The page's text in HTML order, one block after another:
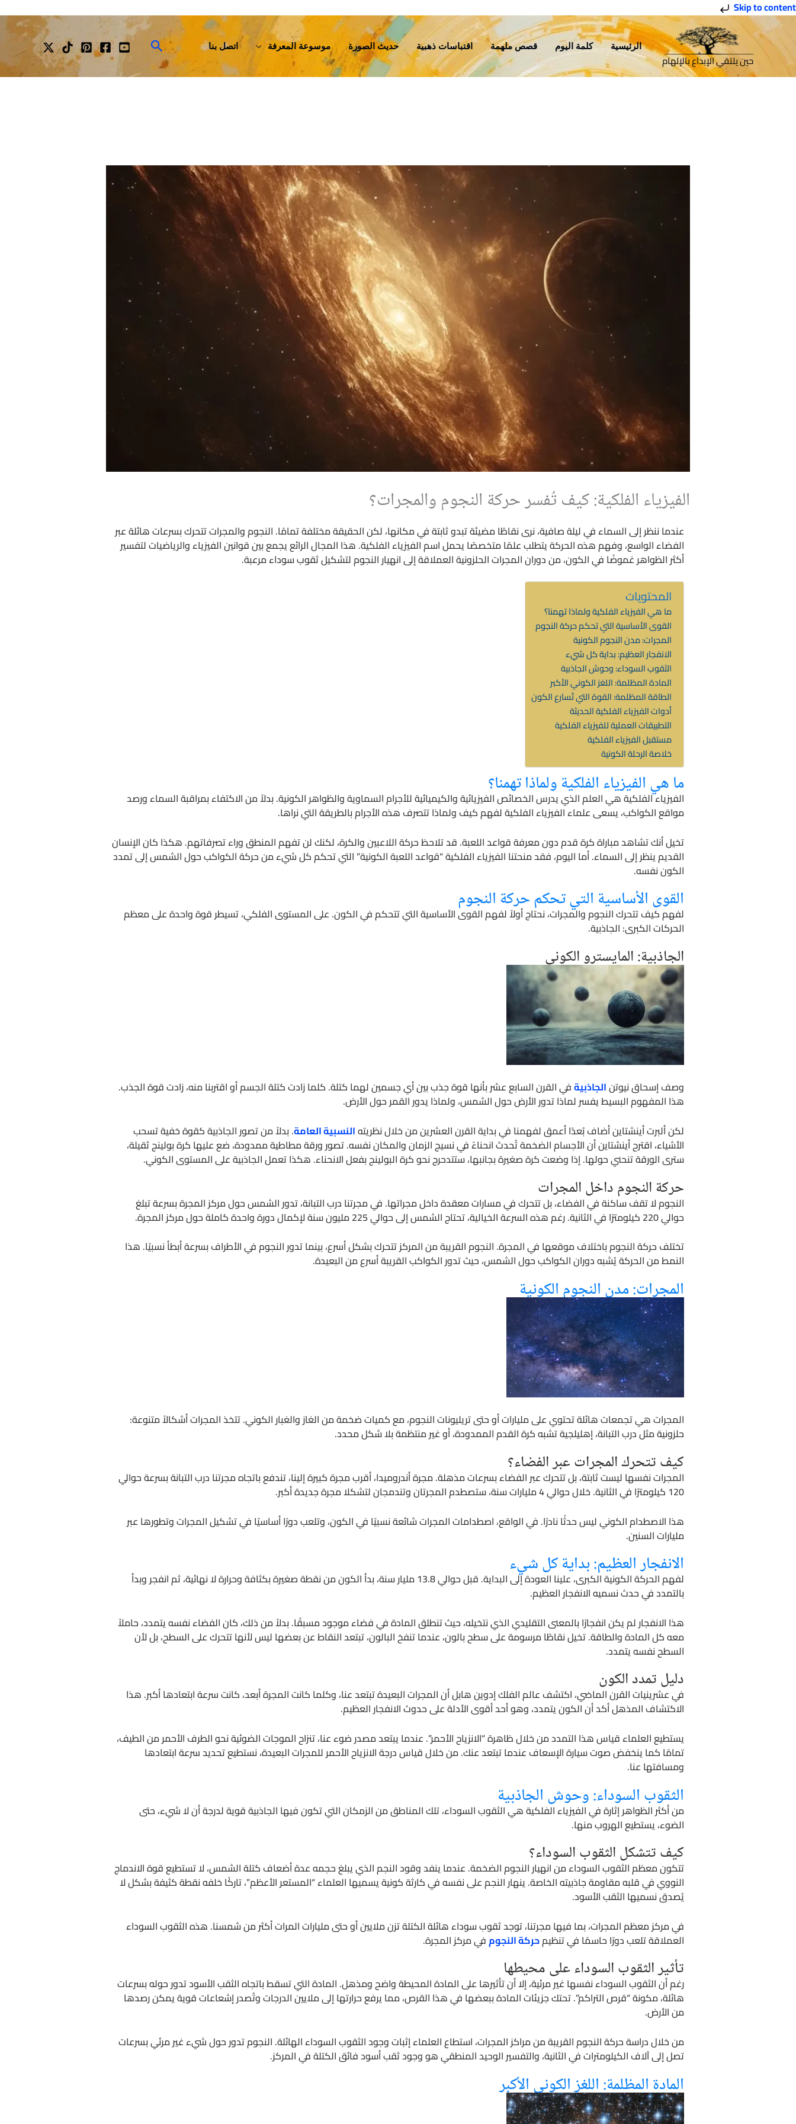
Skip to content
تخطي
إلى
المحتوى
حين يلتقي الإبداع بالإلهام
الرئيسية كلمة اليوم قصص ملهمة اقتباسات ذهبية حديث الصورة موسوعة المعرفة اتصل بنا البحث
الفيزياء الفلكية: كيف تُفسر حركة النجوم والمجرات؟
عندما ننظر إلى السماء في ليلة صافية، نرى نقاطًا مضيئة تبدو ثابتة في مكانها، لكن الحقيقة مختلفة تمامًا. النجوم والمجرات تتحرك بسرعات هائلة عبر
الفضاء الواسع، وفهم هذه الحركة يتطلب علمًا متخصصًا يحمل اسم الفيزياء الفلكية. هذا المجال الرائع يجمع بين قوانين الفيزياء والرياضيات لتفسير
أكثر الظواهر غموضًا في الكون، من دوران المجرات الحلزونية العملاقة إلى انهيار النجوم لتشكيل ثقوب سوداء مرعبة.
المحتويات
ما هي الفيزياء الفلكية ولماذا تهمنا؟
القوى الأساسية التي تحكم حركة النجوم
المجرات: مدن النجوم الكونية
الانفجار العظيم: بداية كل شيء
الثقوب السوداء: وحوش الجاذبية
المادة المظلمة: اللغز الكوني الأكبر
الطاقة المظلمة: القوة التي تُسارع الكون
أدوات الفيزياء الفلكية الحديثة
التطبيقات العملية للفيزياء الفلكية
مستقبل الفيزياء الفلكية
خلاصة الرحلة الكونية
ما هي الفيزياء الفلكية ولماذا تهمنا؟
الفيزياء الفلكية هي العلم الذي يدرس الخصائص الفيزيائية والكيميائية للأجرام السماوية والظواهر الكونية. بدلاً من الاكتفاء بمراقبة السماء ورصد
مواقع الكواكب، يسعى علماء الفيزياء الفلكية لفهم كيف ولماذا تتصرف هذه الأجرام بالطريقة التي نراها.
تخيل أنك تشاهد مباراة كرة قدم دون معرفة قواعد اللعبة. قد تلاحظ حركة اللاعبين والكرة، لكنك لن تفهم المنطق وراء تصرفاتهم. هكذا كان الإنسان
القديم ينظر إلى السماء. أما اليوم، فقد منحتنا الفيزياء الفلكية “قواعد اللعبة الكونية” التي تحكم كل شيء من حركة الكواكب حول الشمس إلى تمدد
الكون نفسه.
القوى الأساسية التي تحكم حركة النجوم
لفهم كيف تتحرك النجوم والمجرات، نحتاج أولاً لفهم القوى الأساسية التي تتحكم في الكون. على المستوى الفلكي، تسيطر قوة واحدة على معظم
الحركات الكبرى: الجاذبية.
الجاذبية: المايسترو الكوني
وصف إسحاق نيوتنالجاذبيةفي القرن السابع عشر بأنها قوة جذب بين أي جسمين لهما كتلة. كلما زادت كتلة الجسم أو اقتربنا منه، زادت قوة الجذب.
هذا المفهوم البسيط يفسر لماذا تدور الأرض حول الشمس، ولماذا يدور القمر حول الأرض.
لكن ألبرت أينشتاين أضاف بُعدًا أعمق لفهمنا في بداية القرن العشرين من خلال نظريتهالنسبية العامة. بدلاً من تصور الجاذبية كقوة خفية تسحب
الأشياء، اقترح أينشتاين أن الأجسام الضخمة تُحدث انحناءً في نسيج الزمان والمكان نفسه. تصور ورقة مطاطية ممدودة، ضع عليها كرة بولينج ثقيلة،
سترى الورقة تنحني حولها. إذا وضعت كرة صغيرة بجانبها، ستتدحرج نحو كرة البولينج بفعل الانحناء. هكذا تعمل الجاذبية على المستوى الكوني.
حركة النجوم داخل المجرات
النجوم لا تقف ساكنة في الفضاء، بل تتحرك في مسارات معقدة داخل مجراتها. في مجرتنا درب التبانة، تدور الشمس حول مركز المجرة بسرعة تبلغ
حوالي 220 كيلومترًا في الثانية. رغم هذه السرعة الخيالية، تحتاج الشمس إلى حوالي 225 مليون سنة لإكمال دورة واحدة كاملة حول مركز المجرة.
تختلف حركة النجوم باختلاف موقعها في المجرة. النجوم القريبة من المركز تتحرك بشكل أسرع، بينما تدور النجوم في الأطراف بسرعة أبطأ نسبيًا. هذا
النمط من الحركة يُشبه دوران الكواكب حول الشمس، حيث تدور الكواكب القريبة أسرع من البعيدة.
المجرات: مدن النجوم الكونية
المجرات هي تجمعات هائلة تحتوي على مليارات أو حتى تريليونات النجوم، مع كميات ضخمة من الغاز والغبار الكوني. تتخذ المجرات أشكالاً متنوعة:
حلزونية مثل درب التبانة، إهليلجية تشبه كرة القدم الممدودة، أو غير منتظمة بلا شكل محدد.
كيف تتحرك المجرات عبر الفضاء؟
المجرات نفسها ليست ثابتة، بل تتحرك عبر الفضاء بسرعات مذهلة. مجرة أندروميدا، أقرب مجرة كبيرة إلينا، تندفع باتجاه مجرتنا درب التبانة بسرعة حوالي
120 كيلومترًا في الثانية. خلال حوالي 4 مليارات سنة، ستصطدم المجرتان وتندمجان لتشكلا مجرة جديدة أكبر.
هذا الاصطدام الكوني ليس حدثًا نادرًا. في الواقع، اصطدامات المجرات شائعة نسبيًا في الكون، وتلعب دورًا أساسيًا في تشكيل المجرات وتطورها عبر
مليارات السنين.
الانفجار العظيم: بداية كل شيء
لفهم الحركة الكونية الكبرى، علينا العودة إلى البداية. قبل حوالي 13.8 مليار سنة، بدأ الكون من نقطة صغيرة بكثافة وحرارة لا نهائية، ثم انفجر وبدأ
بالتمدد في حدث نسميه الانفجار العظيم.
هذا الانفجار لم يكن انفجارًا بالمعنى التقليدي الذي نتخيله، حيث تنطلق المادة في فضاء موجود مسبقًا. بدلاً من ذلك، كان الفضاء نفسه يتمدد، حاملاً
معه كل المادة والطاقة. تخيل نقاطًا مرسومة على سطح بالون، عندما تنفخ البالون، تبتعد النقاط عن بعضها ليس لأنها تتحرك على السطح، بل لأن
السطح نفسه يتمدد.
دليل تمدد الكون
في عشرينيات القرن الماضي، اكتشف عالم الفلك إدوين هابل أن المجرات البعيدة تبتعد عنا، وكلما كانت المجرة أبعد، كانت سرعة ابتعادها أكبر. هذا
الاكتشاف المذهل أكد أن الكون يتمدد، وهو أحد أقوى الأدلة على حدوث الانفجار العظيم.
يستطيع العلماء قياس هذا التمدد من خلال ظاهرة “الانزياح الأحمر”. عندما يبتعد مصدر ضوء عنا، تنزاح الموجات الضوئية نحو الطرف الأحمر من الطيف،
تمامًا كما ينخفض صوت سيارة الإسعاف عندما تبتعد عنك. من خلال قياس درجة الانزياح الأحمر للمجرات البعيدة، نستطيع تحديد سرعة ابتعادها
ومسافتها عنا.
الثقوب السوداء: وحوش الجاذبية
من أكثر الظواهر إثارة في الفيزياء الفلكية هي الثقوب السوداء، تلك المناطق من الزمكان التي تكون فيها الجاذبية قوية لدرجة أن لا شيء، حتى
الضوء، يستطيع الهروب منها.
كيف تتشكل الثقوب السوداء؟
تتكون معظم الثقوب السوداء من انهيار النجوم الضخمة. عندما ينفد وقود النجم الذي يبلغ حجمه عدة أضعاف كتلة الشمس، لا تستطيع قوة الاندماج
النووي في قلبه مقاومة جاذبيته الخاصة. ينهار النجم على نفسه في كارثة كونية يسميها العلماء “المستعر الأعظم”، تاركًا خلفه نقطة كثيفة بشكل لا
يُصدق نسميها الثقب الأسود.
في مركز معظم المجرات، بما فيها مجرتنا، توجد ثقوب سوداء هائلة الكتلة تزن ملايين أو حتى مليارات المرات أكثر من شمسنا. هذه الثقوب السوداء
العملاقة تلعب دورًا حاسمًا في تنظيمحركة النجومفي مركز المجرة.
تأثير الثقوب السوداء على محيطها
رغم أن الثقوب السوداء نفسها غير مرئية، إلا أن تأثيرها على المادة المحيطة واضح ومذهل. المادة التي تسقط باتجاه الثقب الأسود تدور حوله بسرعات
هائلة، مكونة “قرص التراكم”. تحتك جزيئات المادة ببعضها في هذا القرص، مما يرفع حرارتها إلى ملايين الدرجات وتُصدر إشعاعات قوية يمكن رصدها
من الأرض.
من خلال دراسة حركة النجوم القريبة من مراكز المجرات، استطاع العلماء إثبات وجود الثقوب السوداء الهائلة. النجوم تدور حول شيء غير مرئي بسرعات
تصل إلى آلاف الكيلومترات في الثانية، والتفسير الوحيد المنطقي هو وجود ثقب أسود فائق الكتلة في المركز.
المادة المظلمة: اللغز الكوني الأكبر